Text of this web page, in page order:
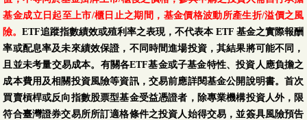
基金成立日起至上市/櫃日止之期間，基金價格波動所產生折/溢價之風
險。ETF追蹤指數績效或殖利率之表現，不代表本 ETF 基金之實際報酬
率或配息率及未來績效保證，不同時間進場投資，其結果將可能不同，
且並未考量交易成本。有關各ETF基金或子基金特性、投資人應負擔之
成本費用及相關投資風險等資訊，交易前應詳閱基金公開說明書。首次
買賣槓桿或反向指數股票型基金受益憑證者，除專業機構投資人外，限
符合臺灣證券交易所所訂適格條件之投資人始得交易，並簽具風險預告